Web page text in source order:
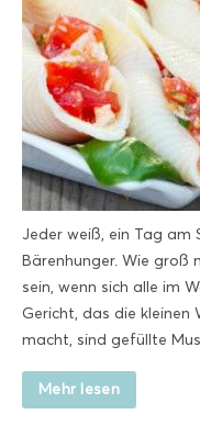
Jeder weiß, ein Tag am
Bärenhunger. Wie groß
sein, wenn sich alle im
Gericht, das die
macht, sind gefüllte
Mehr lesen